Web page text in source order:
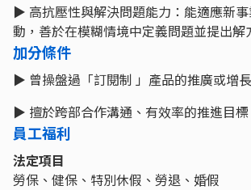
▶ 高抗壓性與解決問題能力 ： 能適應新
動，善於在模糊情境中定義問題並提出解
加分條件
▶ 曾操盤過「訂閱制 」產品的推廣或增
▶ 擅於跨部合作溝通、有效率的推進目標
員工福利
法定項目
勞保、健保、特別休假、勞退、婚假